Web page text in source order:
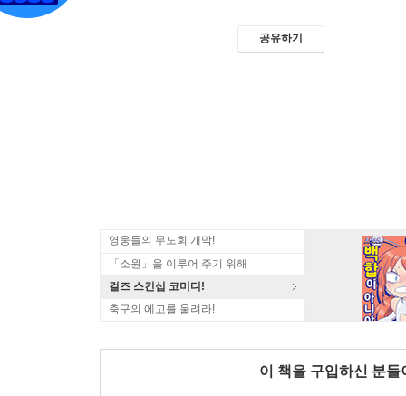
공유하기
영웅들의 무도회 개막!
「소원」을 이루어 주기 위해
걸즈 스킨십 코미디!
축구의 에고를 울려라!
이 책을 구입하신 분